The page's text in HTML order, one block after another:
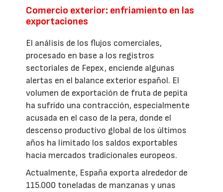
Comercio exterior: enfriamiento en las
exportaciones
El análisis de los flujos comerciales,
procesado en base a los registros
sectoriales de Fepex, enciende algunas
alertas en el balance exterior español. El
volumen de exportación de fruta de pepita
ha sufrido una contracción, especialmente
acusada en el caso de la pera, donde el
descenso productivo global de los últimos
años ha limitado los saldos exportables
hacia mercados tradicionales europeos.
Actualmente, España exporta alrededor de
115.000 toneladas de manzanas y unas